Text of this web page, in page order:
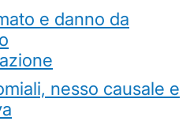
e danno da
nesso causale e